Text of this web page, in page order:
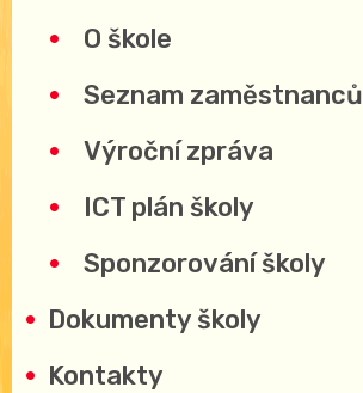
O škole
Seznam zaměstnanců
Výroční zpráva
ICT plán školy
Sponzorování školy
Dokumenty školy
Kontakty